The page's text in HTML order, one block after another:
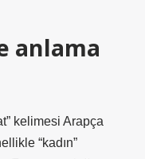
anlama
kelimesi Arapça
“kadın”